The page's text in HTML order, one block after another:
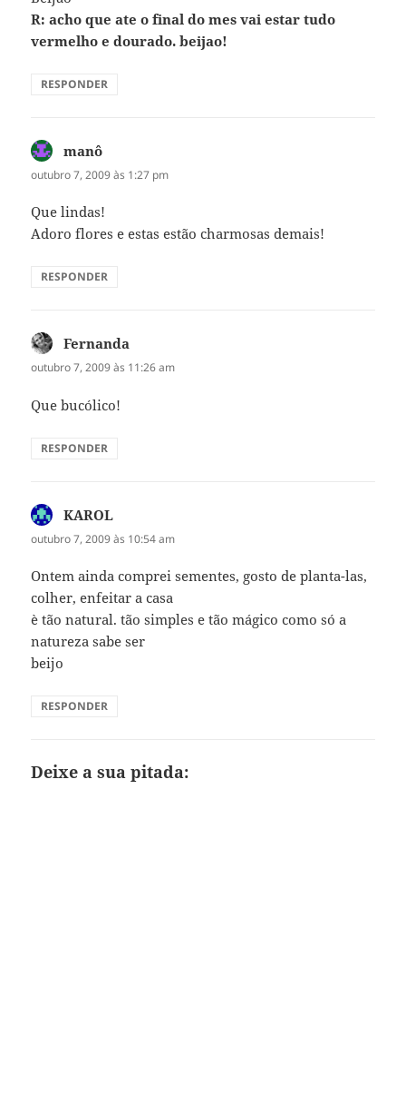
R: acho que ate o final do mes vai estar tudo
vermelho e dourado. beijao!
RESPONDER
manô
outubro 7, 2009 às 1:27 pm
Que lindas!
Adoro flores e estas estão charmosas demais!
RESPONDER
Fernanda
outubro 7, 2009 às 11:26 am
Que bucólico!
RESPONDER
KAROL
outubro 7, 2009 às 10:54 am
Ontem ainda comprei sementes, gosto de planta-las,
colher, enfeitar a casa
è tão natural. tão simples e tão mágico como só a
natureza sabe ser
beijo
RESPONDER
Deixe a sua pitada: